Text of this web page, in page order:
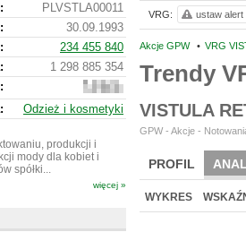
Akcje GPW • VRG
Trendy
VISTULA
GPW - Akcje -
PROFIL
WYCENA BR
WYKRES
VRG: ustaw alert
PLVSTLA00011
30.09.1993
234 455 840
1 298 885 354
821
280
Odzież i kosmetyki
produkcji i
mody dla kobiet i
spółki...
więcej »